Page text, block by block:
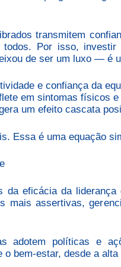
transmitem
Por isso,
de ser um luxo — é
e confiança da
em sintomas físicos e
um efeito cascata
Essa é uma equação
eficácia da
mais assertivas,
adotem políticas e
bem-estar, desde a